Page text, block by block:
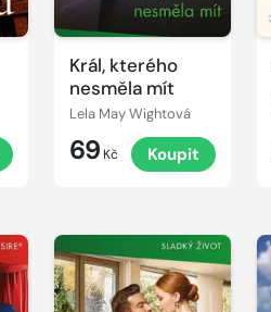
Král, kterého
nesměla mít
Lela May Wightová
69 Kč Koupit